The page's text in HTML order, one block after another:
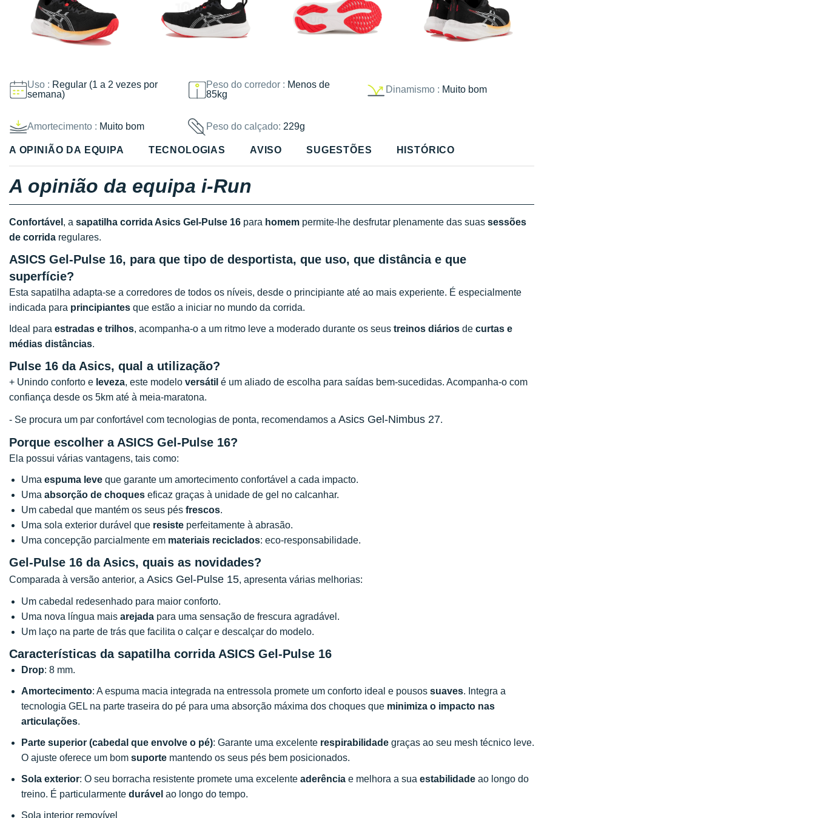
Uso : Regular (1 a 2 vezes por
semana)
Peso do corredor : Menos de
85kg
Dinamismo : Muito bom
Amortecimento : Muito bom Peso do calçado: 229g
A OPINIÃO DA EQUIPA TECNOLOGIAS AVISO SUGESTÕES HISTÓRICO
A opinião da equipa i-Run
Confortável , a sapatilha corrida Asics Gel-Pulse 16 para homem permite-lhe desfrutar plenamente das suas sessões
de corrida regulares.
ASICS Gel-Pulse 16, para que tipo de desportista, que uso, que distância e que
superfície?
Esta sapatilha adapta-se a corredores de todos os níveis, desde o principiante até ao mais experiente. É especialmente
indicada para principiantes que estão a iniciar no mundo da corrida.
Ideal para estradas e trilhos, acompanha-o a um ritmo leve a moderado durante os seus treinos diários de curtas e
médias distâncias.
Pulse 16 da Asics, qual a utilização?
+ Unindo conforto e leveza, este modelo versátil é um aliado de escolha para saídas bem-sucedidas. Acompanha-o com
confiança desde os 5km até à meia-maratona.
- Se procura um par confortável com tecnologias de ponta, recomendamos a Asics Gel-Nimbus 27.
Porque escolher a ASICS Gel-Pulse 16?
Ela possui várias vantagens, tais como:
Uma espuma leve que garante um amortecimento confortável a cada impacto.
Uma absorção de choques eficaz graças à unidade de gel no calcanhar.
Um cabedal que mantém os seus pés frescos.
Uma sola exterior durável que resiste perfeitamente à abrasão.
Uma concepção parcialmente em materiais reciclados: eco-responsabilidade.
Gel-Pulse 16 da Asics, quais as novidades?
Comparada à versão anterior, a Asics Gel-Pulse 15, apresenta várias melhorias:
Um cabedal redesenhado para maior conforto.
Uma nova língua mais arejada para uma sensação de frescura agradável.
Um laço na parte de trás que facilita o calçar e descalçar do modelo.
Características da sapatilha corrida ASICS Gel-Pulse 16
Drop: 8 mm.
Amortecimento: A espuma macia integrada na entressola promete um conforto ideal e pousos suaves. Integra a
tecnologia GEL na parte traseira do pé para uma absorção máxima dos choques que minimiza o impacto nas
articulações.
Parte superior (cabedal que envolve o pé): Garante uma excelente respirabilidade graças ao seu mesh técnico leve.
O ajuste oferece um bom suporte mantendo os seus pés bem posicionados.
Sola exterior: O seu borracha resistente promete uma excelente aderência e melhora a sua estabilidade ao longo do
treino. É particularmente durável ao longo do tempo.
Sola interior removível